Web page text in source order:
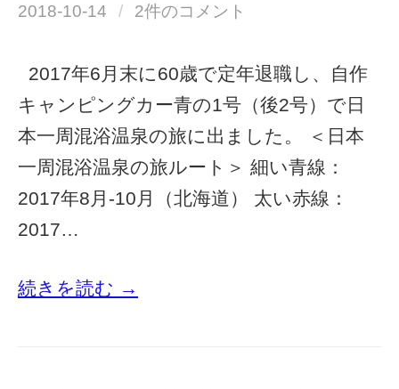
2018-10-14 / 2件のコメント
2017年6月末に60歳で定年退職し、自作
キャンピングカー青の1号（後2号）で日
本一周混浴温泉の旅に出ました。 ＜日本
一周混浴温泉の旅ルート＞ 細い青線：
2017年8月-10月（北海道） 太い赤線：
2017…
続きを読む →